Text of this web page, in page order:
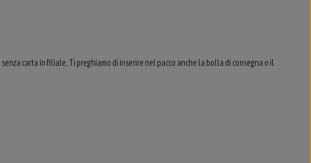
carta in filiale. Ti preghiamo di inserire nel pacco anche la bolla di consegna o il